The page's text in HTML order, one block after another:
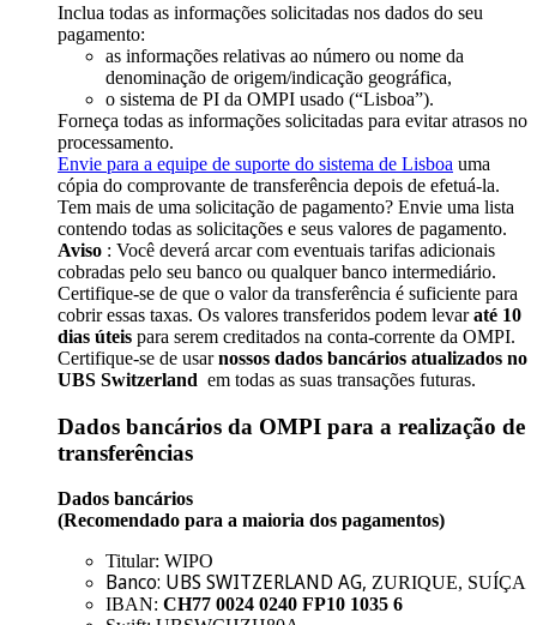
Inclua todas as informações solicitadas nos dados do seu
pagamento:​​​​​​​
as informações relativas ao número ou nome da
denominação de origem/indicação geográfica,
o sistema de PI da OMPI usado (“Lisboa”).
Forneça todas as informações solicitadas para evitar atrasos no
processamento.
Envie para a equipe de suporte do sistema de Lisboa uma
cópia do comprovante de transferência depois de efetuá-la.
Tem mais de uma solicitação de pagamento? Envie uma lista
contendo todas as solicitações e seus valores de pagamento.
Aviso : Você deverá arcar com eventuais tarifas adicionais
cobradas pelo seu banco ou qualquer banco intermediário.
Certifique-se de que o valor da transferência é suficiente para
cobrir essas taxas. Os valores transferidos podem levaraté 10
dias úteis para serem creditados na conta-corrente da OMPI.
Certifique-se de usarnossos dados bancários atualizados no
UBS Switzerland em todas as suas transações futuras.
Dados bancários da OMPI para a realização de
transferências
Dados bancários
(Recomendado para a maioria dos pagamentos)
Titular: WIPO
Banco: UBS SWITZERLAND AG, ZURIQUE, SUÍÇA
IBAN: CH77 0024 0240 FP10 1035 6